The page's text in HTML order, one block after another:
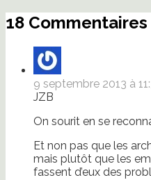
18 Commentaires
9 septembre 2013 à
JZB
On sourit en se
Et non pas que les
mais plutôt que les
fassent d’eux des